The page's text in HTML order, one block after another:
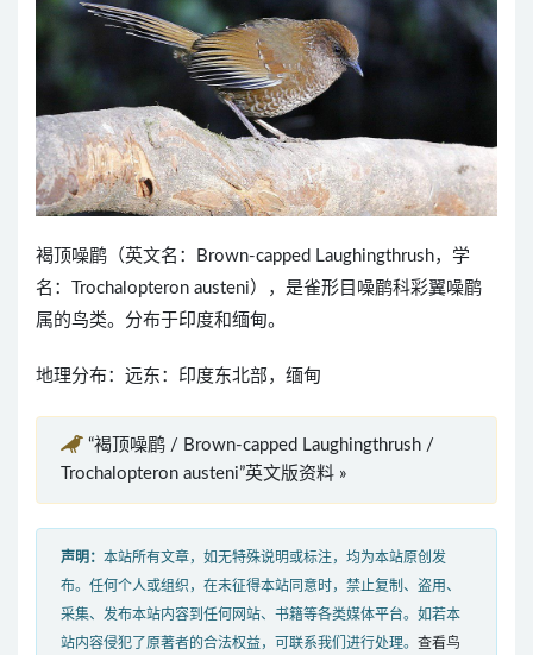
褐顶噪鹛（英文名：Brown-capped Laughingthrush，学
名：Trochalopteron austeni），是雀形目噪鹛科彩翼噪鹛
属的鸟类。分布于印度和缅甸。
地理分布：远东：印度东北部，缅甸
“褐顶噪鹛 / Brown-capped Laughingthrush /
Trochalopteron austeni”英文版资料 »
声明： 本站所有文章，如无特殊说明或标注，均为本站原创发
布。任何个人或组织，在未征得本站同意时，禁止复制、盗用、
采集、发布本站内容到任何网站、书籍等各类媒体平台。如若本
站内容侵犯了原著者的合法权益，可联系我们进行处理。 查看鸟